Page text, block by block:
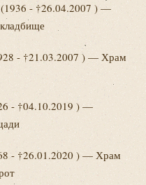
- †26.04.2007 ) —
- †21.03.2007 ) — Храм
- †04.10.2019 ) —
- †26.01.2020 ) — Храм